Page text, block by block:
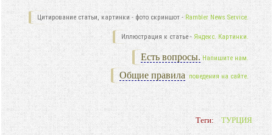
Цитирование статьи, картинки - фото скриншот - Rambler News Service.
Иллюстрация к статье - Яндекс. Картинки.
Есть вопросы. Напишите нам.
Общие правила поведения на сайте.
Теги: ТУРЦИЯ